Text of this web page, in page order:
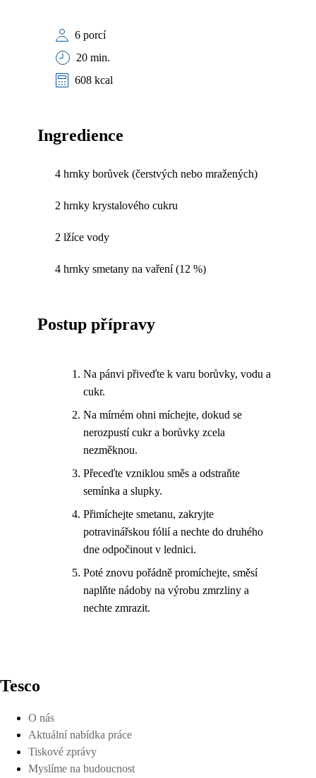
6 porcí
20 min.
608 kcal
Ingredience
4 hrnky borůvek (čerstvých nebo mražených)
2 hrnky krystalového cukru
2 lžíce vody
4 hrnky smetany na vaření (12 %)
Postup přípravy
Na pánvi přiveďte k varu borůvky, vodu a
cukr.
Na mírném ohni míchejte, dokud se
nerozpustí cukr a borůvky zcela
nezměknou.
Přeceďte vzniklou směs a odstraňte
semínka a slupky.
Přimíchejte smetanu, zakryjte
potravinářskou fólií a nechte do druhého
dne odpočinout v lednici.
Poté znovu pořádně promíchejte, směsí
naplňte nádoby na výrobu zmrzliny a
nechte zmrazit.
Tesco
O nás
Aktuální nabídka práce
Tiskové zprávy
Myslíme na budoucnost